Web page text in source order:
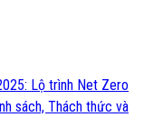
Lộ trình Net Zero
sách, Thách thức và